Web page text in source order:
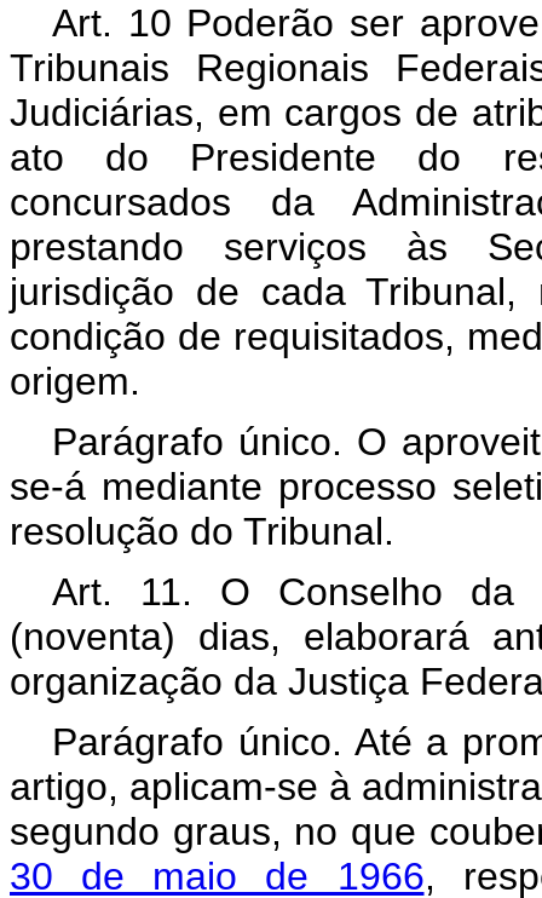
Art. 10 Poderão ser
Tribunais Regionais
Judiciárias, em cargos de
ato do Presidente do
concursados da
prestando serviços às
jurisdição de cada
condição de requisitados,
origem.
Parágrafo único. O
se-á mediante processo
resolução do Tribunal.
Art. 11. O Conselho da
(noventa) dias, elaborará
organização da Justiça
Parágrafo único. Até a
artigo, aplicam-se à
segundo graus, no que
30 de maio de 1966,